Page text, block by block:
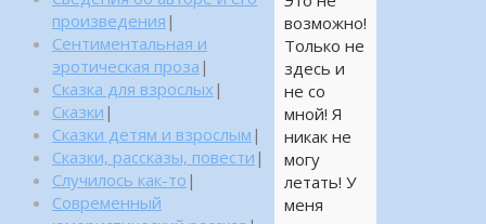
возможно!
Только не
здесь и
не со
мной! Я
никак не
могу
летать! У
меня
произведения |
Сентиментальная и
эротическая проза |
Сказка для взрослых |
Сказки |
Сказки детям и взрослым |
Сказки, рассказы, повести |
Случилось как-то |
Современный